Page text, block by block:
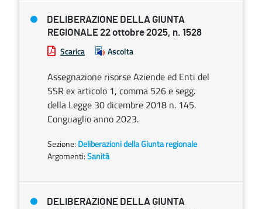
DELIBERAZIONE DELLA GIUNTA
REGIONALE 22 ottobre 2025, n. 1528
Scarica Ascolta
Assegnazione risorse Aziende ed Enti del
SSR ex articolo 1, comma 526 e segg.
della Legge 30 dicembre 2018 n. 145.
Conguaglio anno 2023.
Sezione: Deliberazioni della Giunta regionale
Argomenti:Sanità
DELIBERAZIONE DELLA GIUNTA